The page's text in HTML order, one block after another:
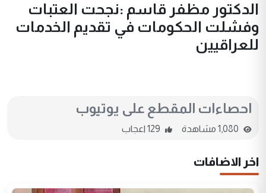
الدكتور مظفر قاسم :نجحت العتبات
وفشلت الحكومات في تقديم الخدمات
للعراقيين
احصاءات المقطع على يوتيوب
اخر الاضافات